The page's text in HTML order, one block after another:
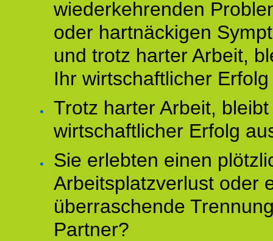
wiederkehrenden
oder hartnäckigen
und trotz harter Arbeit,
Ihr wirtschaftlicher
Trotz harter Arbeit,
wirtschaftlicher Erfolg
Sie erlebten einen
Arbeitsplatzverlust oder
überraschende
Partner?